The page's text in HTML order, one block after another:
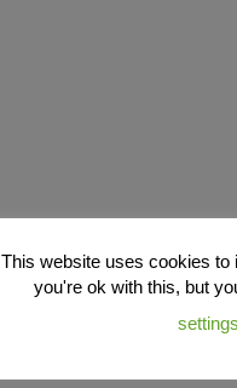
This website uses cookies
you're ok with this, but
settings